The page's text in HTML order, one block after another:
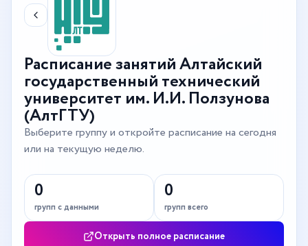
Расписание занятий Алтайский
государственный технический
университет им. И.И. Ползунова
(АлтГТУ)
Выберите группу и откройте расписание на сегодня
или на текущую неделю.
0
групп с данными
0
групп всего
Открыть полное расписание